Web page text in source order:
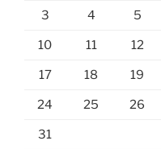
3 4 5
10 11 12
17 18 19
24 25 26
31